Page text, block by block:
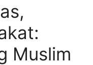
Muslim